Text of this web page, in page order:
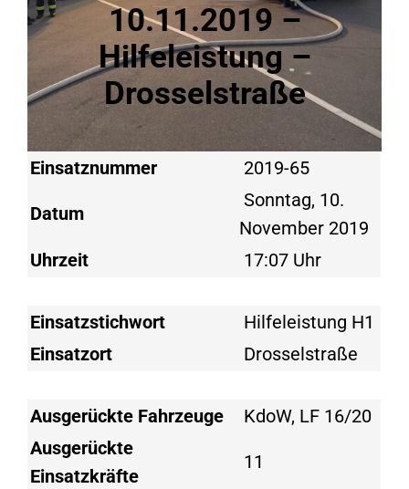
10.11.2019 –
Hilfeleistung –
Drosselstraße
Einsatznummer 2019-65
Datum
Sonntag, 10.
November 2019
Uhrzeit
17:07 Uhr
Einsatzstichwort
Hilfeleistung H1
Einsatzort
Drosselstraße
Ausgerückte Fahrzeuge
KdoW, LF 16/20
Ausgerückte
Einsatzkräfte
11